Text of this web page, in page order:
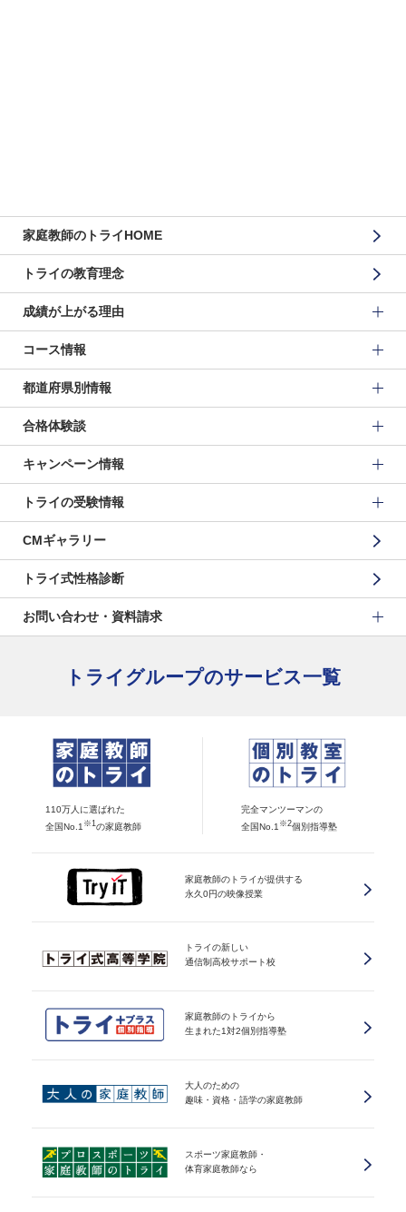
家庭教師のトライHOME
トライの教育理念
成績が上がる理由
コース情報
都道府県別情報
合格体験談
キャンペーン情報
トライの受験情報
CMギャラリー
トライ式性格診断
お問い合わせ・資料請求
トライグループのサービス一覧
110万人に選ばれた
全国No.1 ※1 の家庭教師
完全マンツーマンの
全国No.1 ※2個別指導塾
家庭教師のトライが提供する
永久0円の映像授業
トライの新しい
通信制高校サポート校
家庭教師のトライから
生まれた1対2個別指導塾
大人のための
趣味・資格・語学の家庭教師
スポーツ家庭教師・
体育家庭教師なら